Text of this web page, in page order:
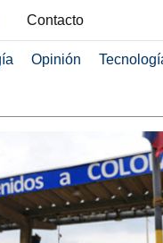
Contacto
Opinión